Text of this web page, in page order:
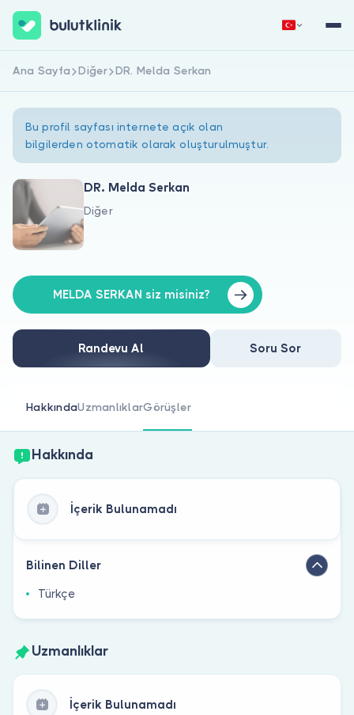
Hakkımızda
Doktorlar için
Doktor musunuz?
Hemen Kaydol
Ana Sayfa Diğer DR. Melda Serkan
Bu profil sayfası internete açık olan
bilgilerden otomatik olarak oluşturulmuştur.
DR. Melda Serkan
Diğer
MELDA SERKAN siz misiniz?
Randevu Al Soru Sor
HakkındaUzmanlıklarGörüşler
Hakkında
İçerik Bulunamadı
Bilinen Diller
Türkçe
Uzmanlıklar
İçerik Bulunamadı